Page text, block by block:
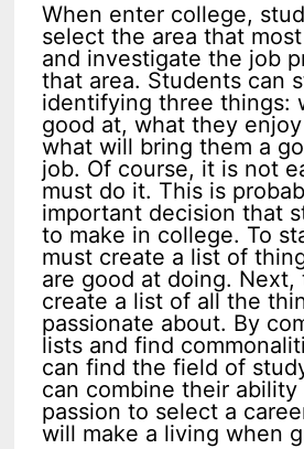
When enter college,
select the area that
and investigate the job
that area. Students can
identifying three things:
good at, what they
what will bring them a
job. Of course, it is not
must do it. This is
important decision that
to make in college. To
must create a list of
are good at doing. Next,
create a list of all the
passionate about. By
lists and find
can find the field of
can combine their
passion to select a
will make a living when